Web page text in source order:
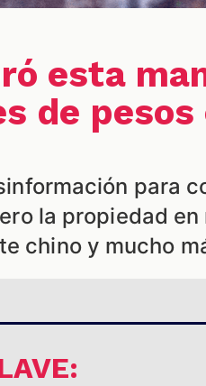
esta
de pesos
para
la propiedad
chino y mucho